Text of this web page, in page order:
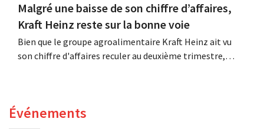
Malgré une baisse de son chiffre d’affaires,
Kraft Heinz reste sur la bonne voie
Bien que le groupe agroalimentaire Kraft Heinz ait vu
son chiffre d'affaires reculer au deuxième trimestre,
Événements